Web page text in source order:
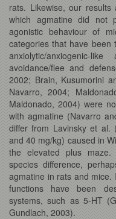
rats. Likewise, our
which agmatine did not
agonistic behaviour of
categories that have been
anxiolytic/anxiogenic-
avoidance/flee and
2002; Brain, Kusumorini
Navarro, 2004;
Maldonado, 2004) were
with agmatine (Navarro
differ from Lavinsky et al.
and 40 mg/kg) caused in
the elevated plus
species difference,
agmatine in rats and
functions have been
systems, such as 5-HT
Gundlach, 2003).